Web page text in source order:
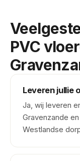
PVC
Leveren jullie
Ja, wij leveren
Gravenzande
Westlandse